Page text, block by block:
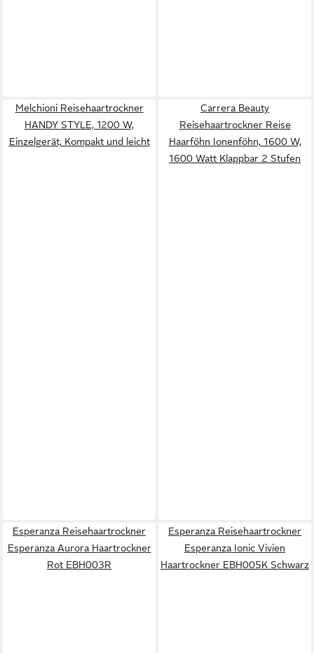
Melchioni Reisehaartrockner
HANDY STYLE, 1200 W,
Einzelgerät, Kompakt und leicht
Carrera Beauty
Reisehaartrockner Reise
Haarföhn Ionenföhn, 1600 W,
1600 Watt Klappbar 2 Stufen
Esperanza Reisehaartrockner
Esperanza Aurora Haartrockner
Rot EBH003R
Esperanza Reisehaartrockner
Esperanza Ionic Vivien
Haartrockner EBH005K Schwarz